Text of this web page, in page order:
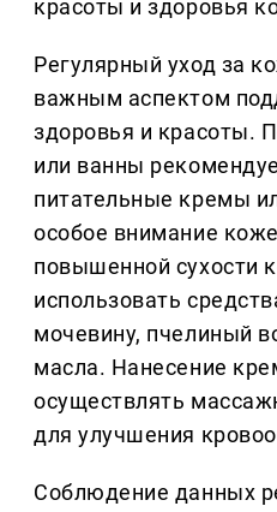
красоты и здоровья
Регулярный уход за
важным аспектом
здоровья и красоты.
или ванны
питательные кремы
особое внимание
повышенной сухости
использовать
мочевину, пчелиный
масла. Нанесение
осуществлять
для улучшения
Соблюдение данных